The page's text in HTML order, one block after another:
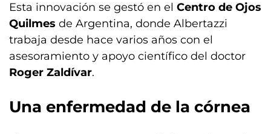
Esta innovación se gestó en el Centro de Ojos
Quilmes de Argentina, donde Albertazzi
trabaja desde hace varios años con el
asesoramiento y apoyo científico del doctor
Roger Zaldívar.
Una enfermedad de la córnea